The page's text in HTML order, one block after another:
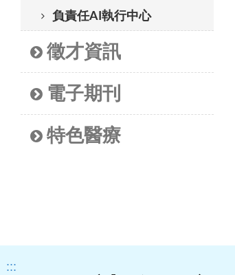
負責任AI執行中心
徵才資訊
電子期刊
特色醫療
:::